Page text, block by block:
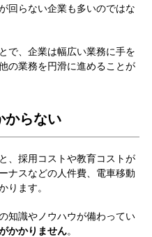
回らない企業も多いのではな
で、企業は幅広い業務に手を
の業務を円滑に進めることが
からない
、採用コストや教育コストが
ナスなどの人件費、電車移動
ります。
知識やノウハウが備わってい
かかりません。